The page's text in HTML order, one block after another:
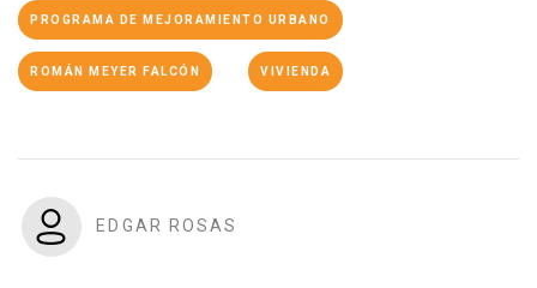
PROGRAMA DE MEJORAMIENTO URBANO
ROMÁN MEYER FALCÓN VIVIENDA
EDGAR ROSAS